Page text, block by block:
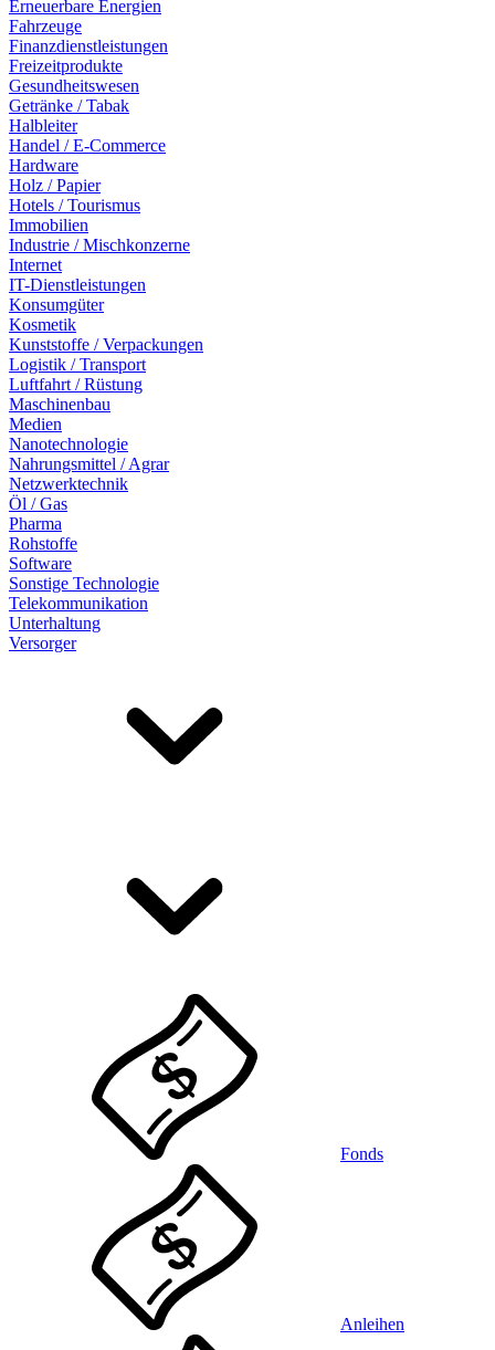
Erneuerbare Energien
Fahrzeuge
Finanzdienstleistungen
Freizeitprodukte
Gesundheitswesen
Getränke / Tabak
Halbleiter
Handel / E-Commerce
Hardware
Holz / Papier
Hotels / Tourismus
Immobilien
Industrie / Mischkonzerne
Internet
IT-Dienstleistungen
Konsumgüter
Kosmetik
Kunststoffe / Verpackungen
Logistik / Transport
Luftfahrt / Rüstung
Maschinenbau
Medien
Nanotechnologie
Nahrungsmittel / Agrar
Netzwerktechnik
Öl / Gas
Pharma
Rohstoffe
Software
Sonstige Technologie
Telekommunikation
Unterhaltung
Versorger
Fonds
Anleihen